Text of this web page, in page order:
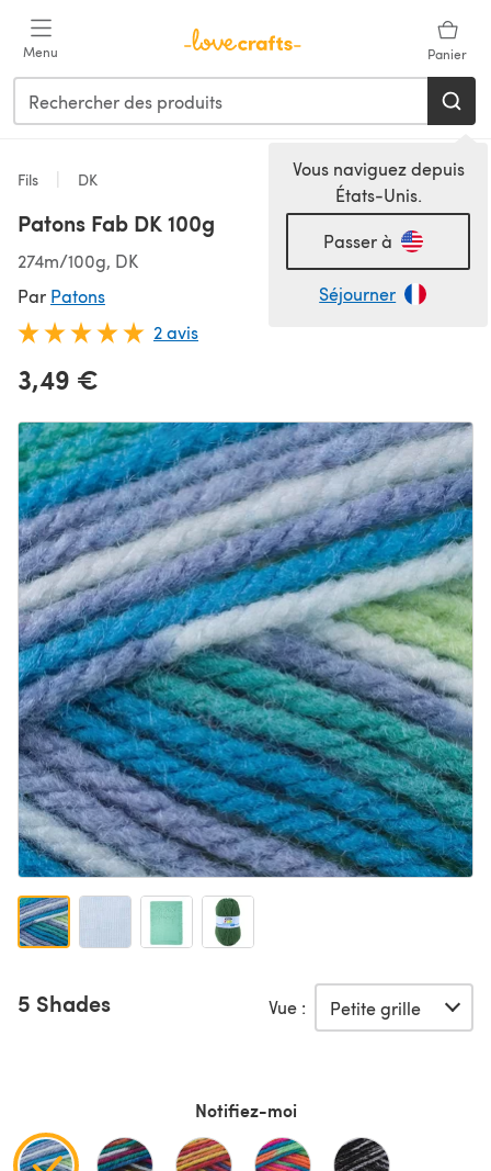
Menu Panier
Vous naviguez depuis
États-Unis.
Passer à
Séjourner
Fils DK
Patons Fab DK 100g
274m/100g, DK
Par Patons
2 avis
3,49 €
5 Shades Vue :
Notifiez-moi